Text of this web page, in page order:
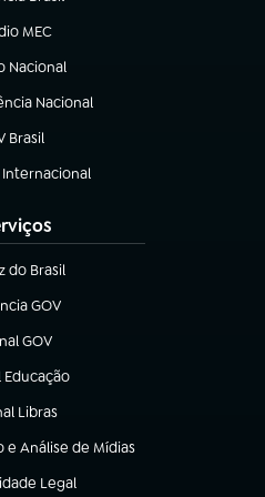
MEC
em nova aba)
Nacional
Nacional
nova aba)
Brasilem nova aba)
Internacional
nova aba)
do Brasil
em nova aba)
GOV
em nova aba)
GOV
em nova aba)
Educação
nova aba)
Libras
em nova aba)
Análise de Mídias
Legal
nova aba)